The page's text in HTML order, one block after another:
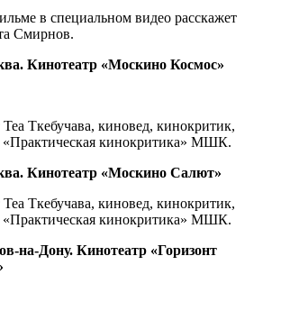
в специальном видео расскажет
Смирнов.
Кинотеатр «Москино Космос»
Ткебучава, киновед, кинокритик,
«Практическая кинокритика» МШК.
Кинотеатр «Москино Салют»
Ткебучава, киновед, кинокритик,
«Практическая кинокритика» МШК.
на-Дону. Кинотеатр «Горизонт